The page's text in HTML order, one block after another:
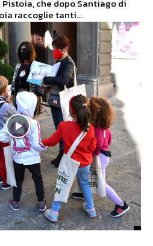
che dopo Santiago di
raccoglie tanti...